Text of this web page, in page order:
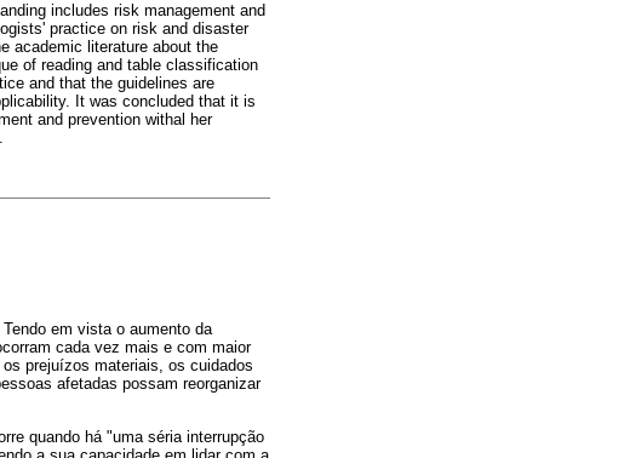
includes risk management and
practice on risk and disaster
academic literature about the
of reading and table classification
and that the guidelines are
It was concluded that it is
and prevention withal her
em vista o aumento da
cada vez mais e com maior
prejuízos materiais, os cuidados
afetadas possam reorganizar
quando há "uma séria interrupção